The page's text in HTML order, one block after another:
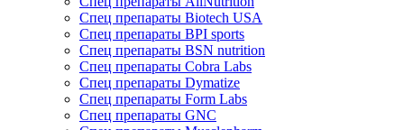
Спец препараты Biotech USA
Спец препараты BPI sports
Спец препараты BSN nutrition
Спец препараты Cobra Labs
Спец препараты Dymatize
Спец препараты Form Labs
Спец препараты GNC